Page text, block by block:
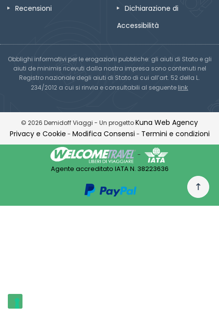
Recensioni
Dichiarazione di
Accessibilità
Obblighi informativi per le erogazioni pubbliche: gli aiuti di Stato e gli
aiuti de minimis ricevuti dalla nostra impresa sono contenuti nel
Registro nazionale degli aiuti di Stato di cui all’art. 52 della L.
234/2012 a cui si rinvia e consultabili al seguente link
© 2026 Demidoff Viaggi - Un progettoKuna Web Agency
Privacy e Cookie - Modifica Consensi - Termini e condizioni
-
Agente accreditato IATA N. 38223636